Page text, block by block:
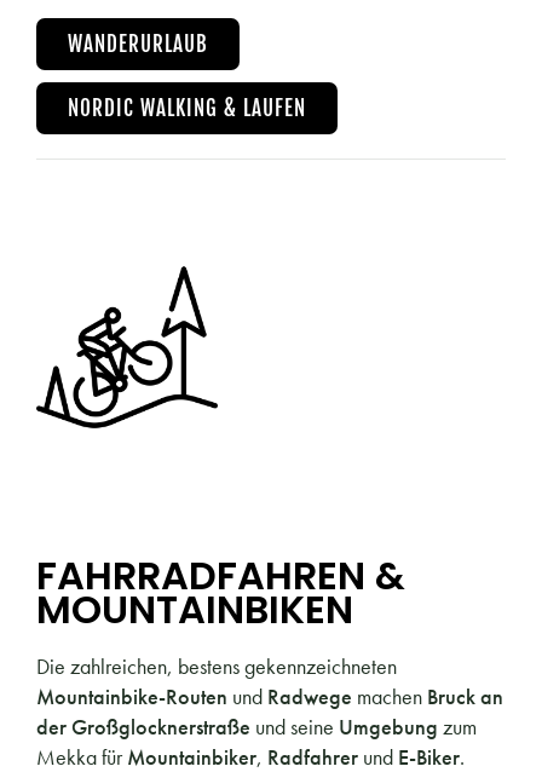
WANDERURLAUB
NORDIC WALKING & LAUFEN
FAHRRADFAHREN &
MOUNTAINBIKEN
Die zahlreichen, bestens gekennzeichneten
Mountainbike-Routen und Radwege machen Bruck an
der Großglocknerstraße und seine Umgebung zum
Mekka fürMountainbiker, Radfahrer und E-Biker.